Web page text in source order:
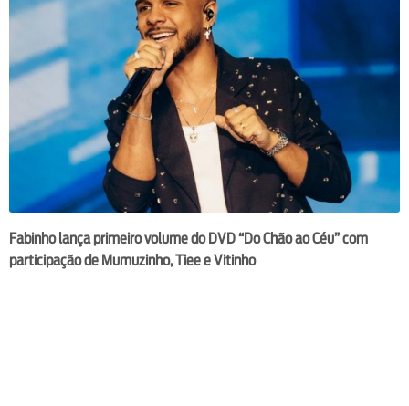
Fabinho lança primeiro volume do DVD “Do Chão ao Céu” com
participação de Mumuzinho, Tiee e Vitinho